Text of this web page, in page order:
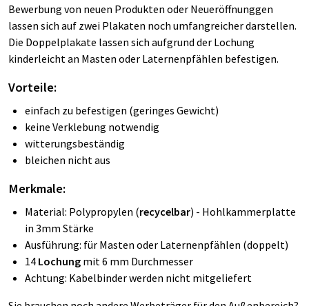
Bewerbung von neuen Produkten oder Neueröffnunggen
lassen sich auf zwei Plakaten noch umfangreicher darstellen.
Die Doppelplakate lassen sich aufgrund der Lochung
kinderleicht an Masten oder Laternenpfählen befestigen.
Vorteile:
einfach zu befestigen (geringes Gewicht)
keine Verklebung notwendig
witterungsbeständig
bleichen nicht aus
Merkmale:
Material: Polypropylen (recycelbar) - Hohlkammerplatte
in 3mm Stärke
Ausführung: für Masten oder Laternenpfählen (doppelt)
14 Lochung mit 6 mm Durchmesser
Achtung: Kabelbinder werden nicht mitgeliefert